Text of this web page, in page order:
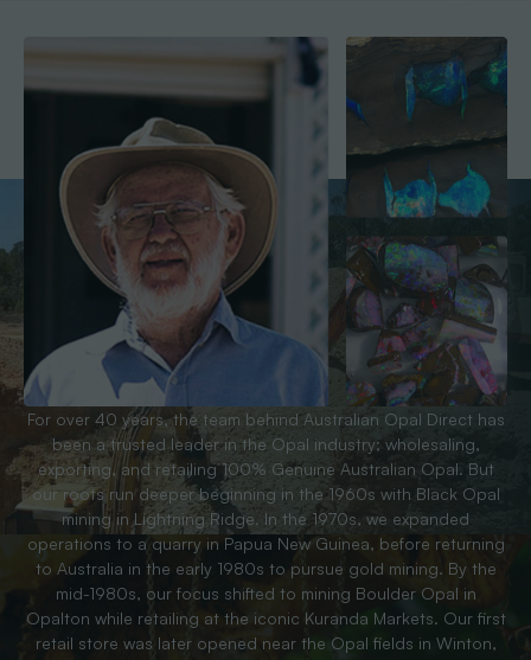
For over 40 years, the team behind Australian Opal Direct has
been a trusted leader in the Opal industry; wholesaling,
exporting, and retailing 100% Genuine Australian Opal. But
our roots run deeper beginning in the 1960s with Black Opal
mining in Lightning Ridge. In the 1970s, we expanded
operations to a quarry in Papua New Guinea, before returning
to Australia in the early 1980s to pursue gold mining. By the
mid-1980s, our focus shifted to mining Boulder Opal in
Opalton while retailing at the iconic Kuranda Markets. Our first
retail store was later opened near the Opal fields in Winton,